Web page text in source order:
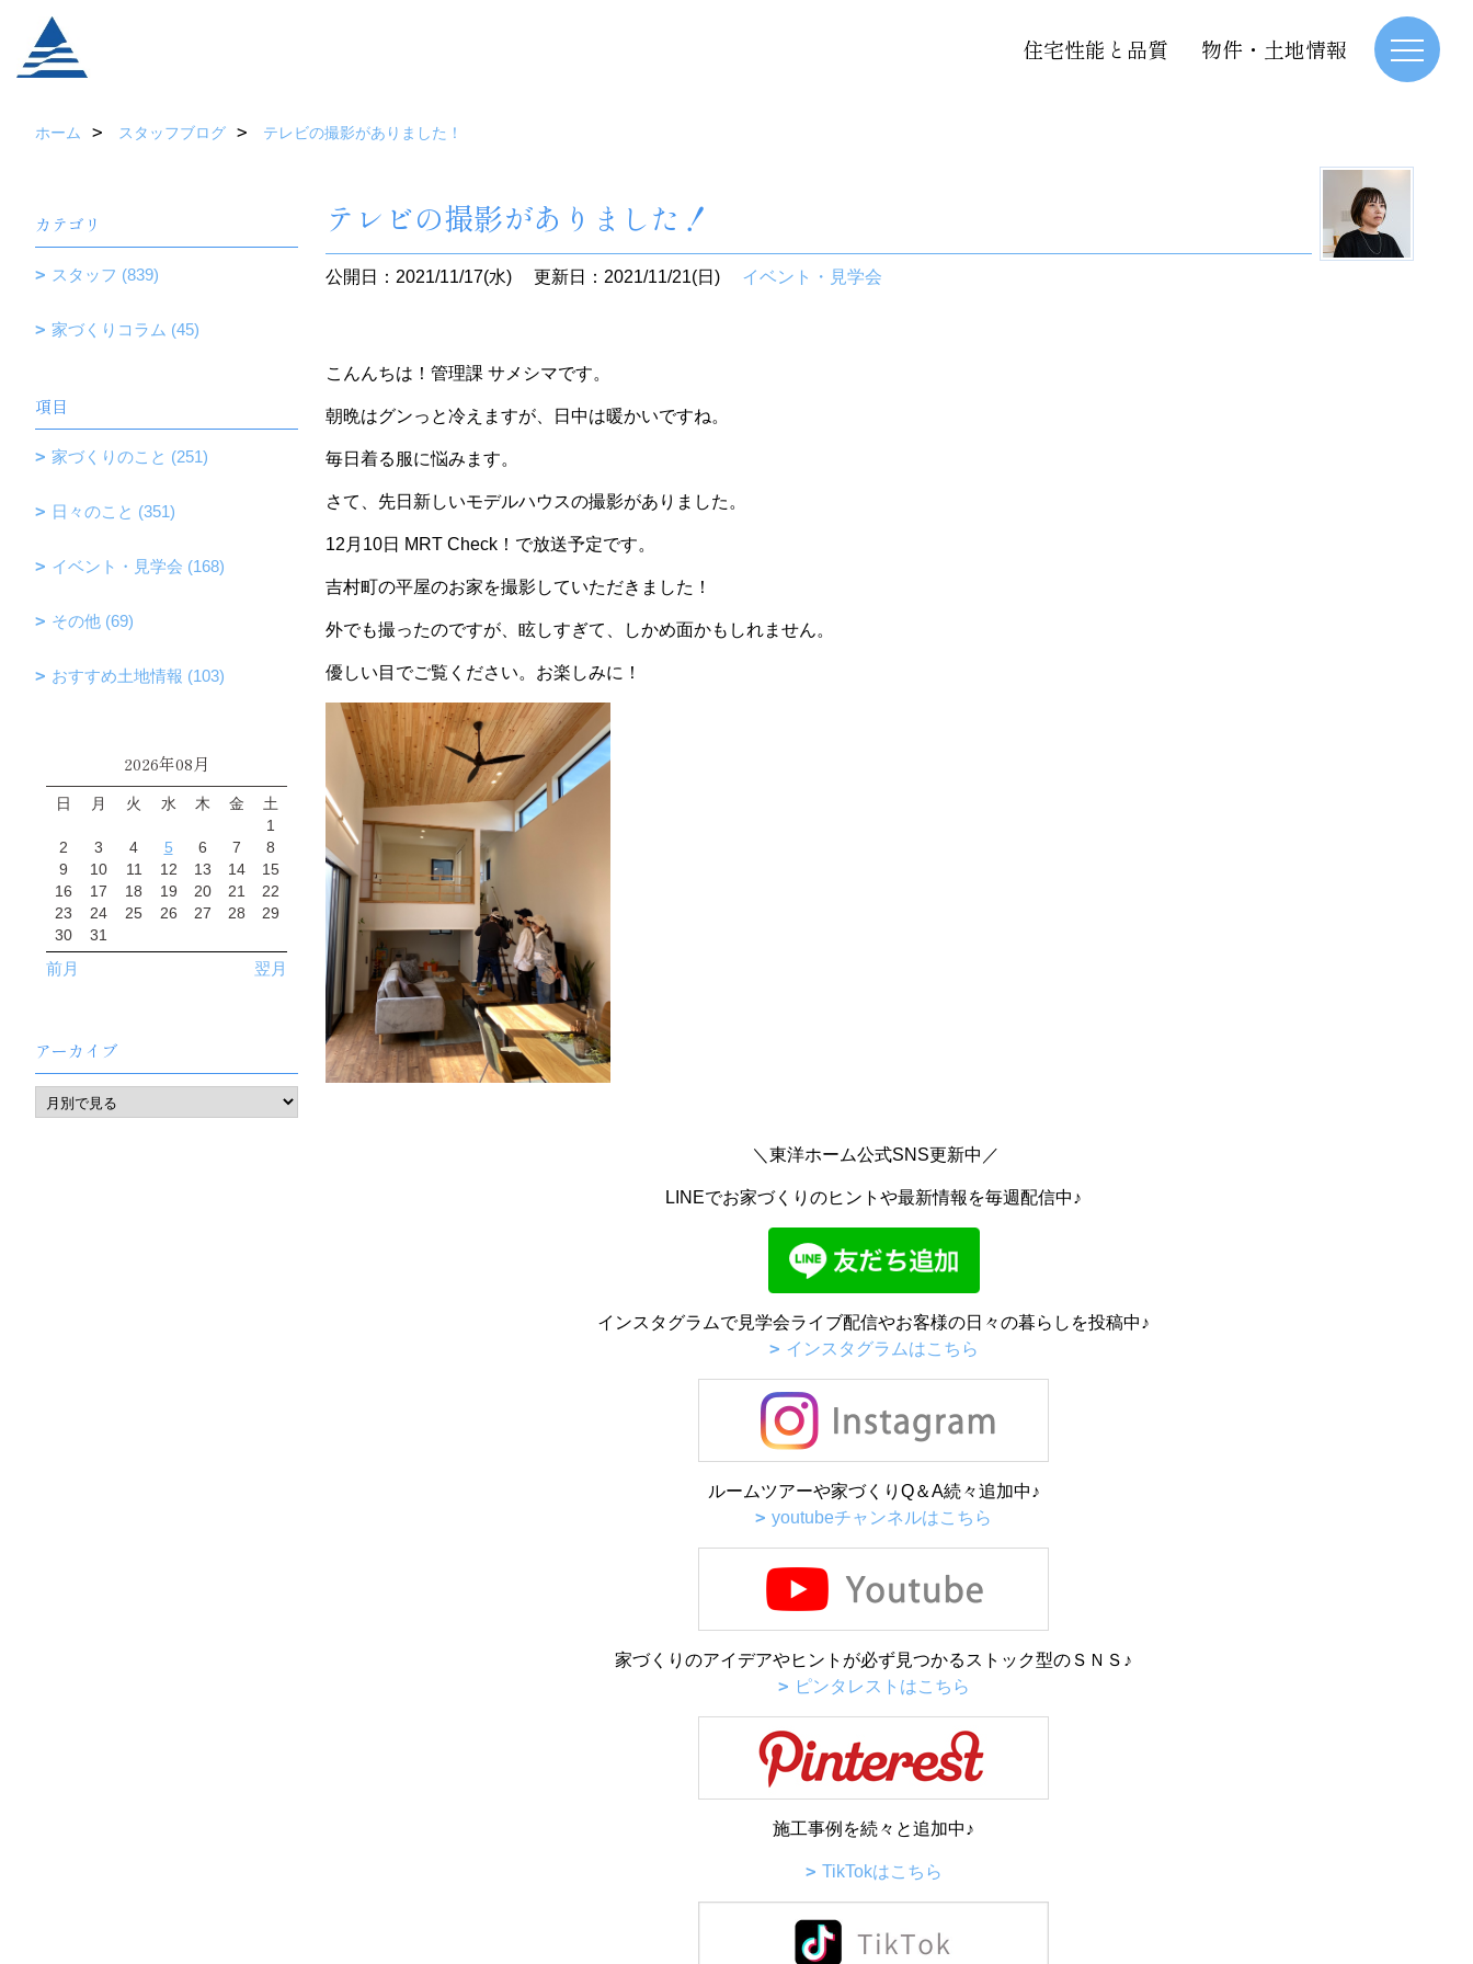
住宅性能と品質 物件・土地情報
ホーム スタッフブログ テレビの撮影がありました！
テレビの撮影がありました！
公開日：2021/11/17(水) 更新日：2021/11/21(日) イベント・見学会
こんんちは！管理課 サメシマです。
朝晩はグンっと冷えますが、日中は暖かいですね。
毎日着る服に悩みます。
さて、先日新しいモデルハウスの撮影がありました。
12月10日 MRT Check！で放送予定です。
吉村町の平屋のお家を撮影していただきました！
外でも撮ったのですが、眩しすぎて、しかめ面かもしれません。
優しい目でご覧ください。お楽しみに！
＼東洋ホーム公式SNS更新中／
LINEでお家づくりのヒントや最新情報を毎週配信中♪
インスタグラムで見学会ライブ配信やお客様の日々の暮らしを投稿中♪
インスタグラムはこちら
ルームツアーや家づくりQ＆A続々追加中♪
youtubeチャンネルはこちら
家づくりのアイデアやヒントが必ず見つかるストック型のＳＮＳ♪
ピンタレストはこちら
施工事例を続々と追加中♪
TikTokはこちら
カテゴリ
スタッフ (839)
家づくりコラム (45)
項目
家づくりのこと (251)
日々のこと (351)
イベント・見学会 (168)
その他 (69)
おすすめ土地情報 (103)
2026年08月
日 月 火 水 木 金
土
1
2
3 4 5 6 7
8
9
10 11 12 13 14
15
16
17 18 19 20 21
22
23
24 25 26 27 28
29
30
31
前月 翌月
アーカイブ